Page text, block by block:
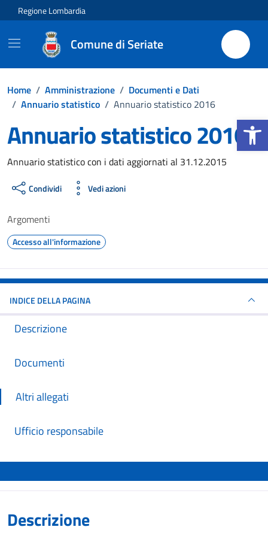
Apri la
Vai ai contenuti
Vai al footer
Regione Lombardia
Comune di Seriate
Home / Amministrazione / Documenti e Dati
/ Annuario statistico / Annuario statistico 2016
Annuario statistico 2016
Dettagli del documento
Annuario statistico con i dati aggiornati al 31.12.2015
Condividi Vedi azioni
Argomenti
Accesso all'informazione
INDICE DELLA PAGINA
Descrizione
Documenti
Altri allegati
Ufficio responsabile
Descrizione